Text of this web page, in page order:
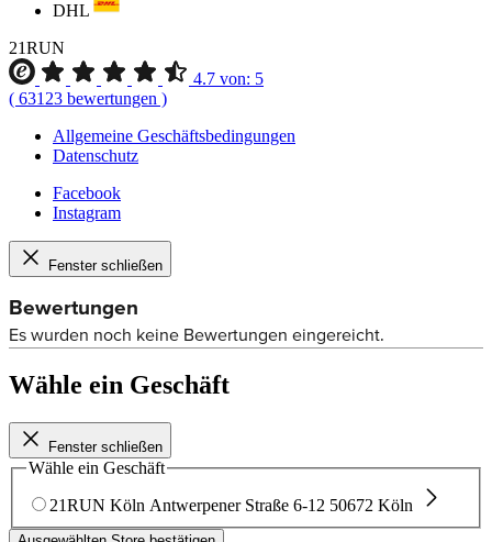
DHL
21RUN
4.7 von: 5
( 63123 bewertungen )
Allgemeine Geschäftsbedingungen
Datenschutz
Facebook
Instagram
Fenster schließen
Wähle ein Geschäft
Fenster schließen
Wähle ein Geschäft
21RUN Köln Antwerpener Straße 6-12 50672 Köln